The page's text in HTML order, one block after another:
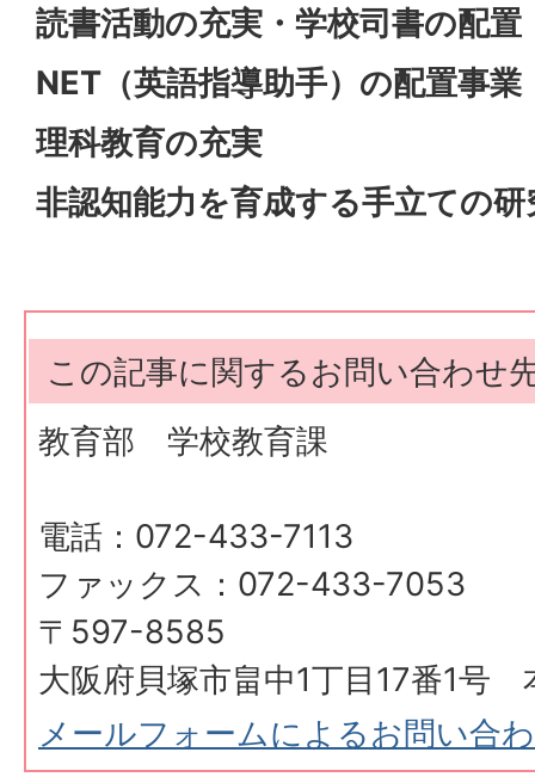
読書活動の充実・学校司書の配置
NET（英語指導助手）の配置事業
理科教育の充実
非認知能力を育成する手立ての研
この記事に関するお問い合わせ
教育部 学校教育課
電話：072-433-7113
ファックス：072-433-7053
〒597-8585
大阪府貝塚市畠中1丁目17番1号
メールフォームによるお問い合